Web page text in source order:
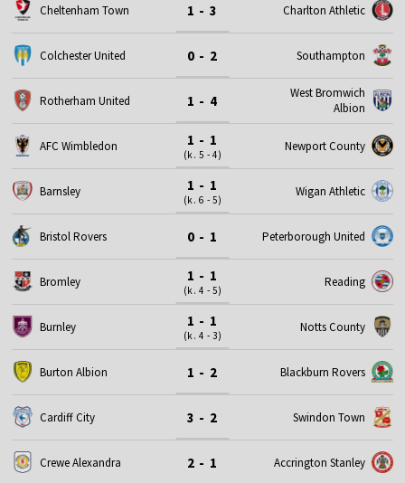
Cheltenham Town 1 - 3 Charlton Athletic
Colchester United 0 - 2 Southampton
Rotherham United 1 - 4
West Bromwich
Albion
AFC Wimbledon 1 - 1
(k. 5 - 4)
Newport County
Barnsley 1 - 1
(k. 6 - 5)
Wigan Athletic
Bristol Rovers 0 - 1 Peterborough United
Bromley 1 - 1
(k. 4 - 5)
Reading
Burnley 1 - 1
(k. 4 - 3)
Notts County
Burton Albion 1 - 2 Blackburn Rovers
Cardiff City 3 - 2 Swindon Town
Crewe Alexandra 2 - 1 Accrington Stanley